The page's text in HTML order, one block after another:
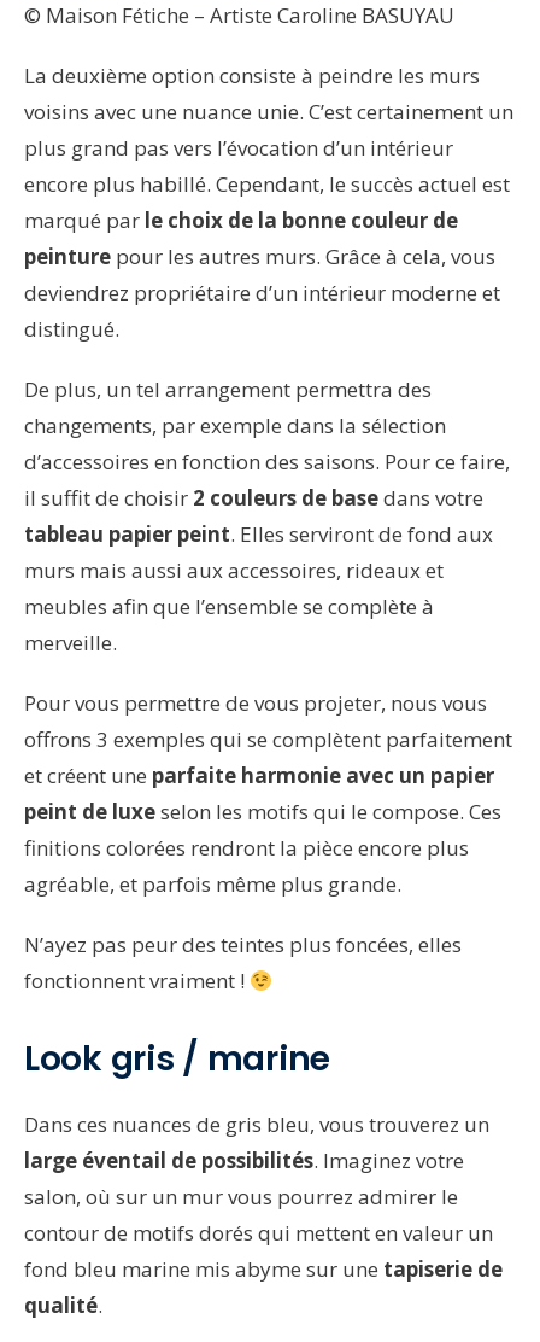
© Maison Fétiche – Artiste Caroline BASUYAU
La deuxième option consiste à peindre les murs
voisins avec une nuance unie. C’est certainement un
plus grand pas vers l’évocation d’un intérieur
encore plus habillé. Cependant, le succès actuel est
marqué par le choix de la bonne couleur de
peinture pour les autres murs. Grâce à cela, vous
deviendrez propriétaire d’un intérieur moderne et
distingué.
De plus, un tel arrangement permettra des
changements, par exemple dans la sélection
d’accessoires en fonction des saisons. Pour ce faire,
il suffit de choisir 2 couleurs de basedans votre
tableau papier peint. Elles serviront de fond aux
murs mais aussi aux accessoires, rideaux et
meubles afin que l’ensemble se complète à
merveille.
Pour vous permettre de vous projeter, nous vous
offrons 3 exemples qui se complètent parfaitement
et créent une parfaite harmonie avec un papier
peint de luxeselon les motifs qui le compose. Ces
finitions colorées rendront la pièce encore plus
agréable, et parfois même plus grande.
N’ayez pas peur des teintes plus foncées, elles
fonctionnent vraiment !
Look gris / marine
Dans ces nuances de gris bleu, vous trouverez un
large éventail de possibilités. Imaginez votre
salon, où sur un mur vous pourrez admirer le
contour de motifs dorés qui mettent en valeur un
fond bleu marine mis abyme sur une tapiserie de
qualité.